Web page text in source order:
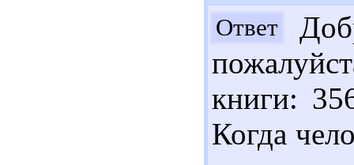
Ответ
книги:
Когда